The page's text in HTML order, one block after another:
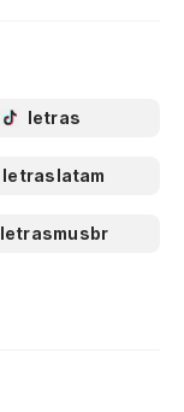
letras
letraslatam
letrasmusbr